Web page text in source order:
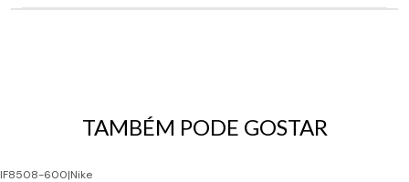
TAMBÉM PODE GOSTAR
IF8508-600|Nike